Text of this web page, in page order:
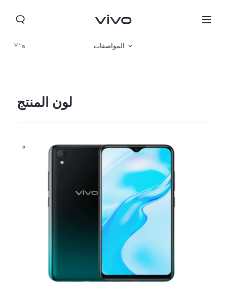
Morocco(AR) | حدد البلد/المنطقة
Y1s المواصفات
لون المنتج